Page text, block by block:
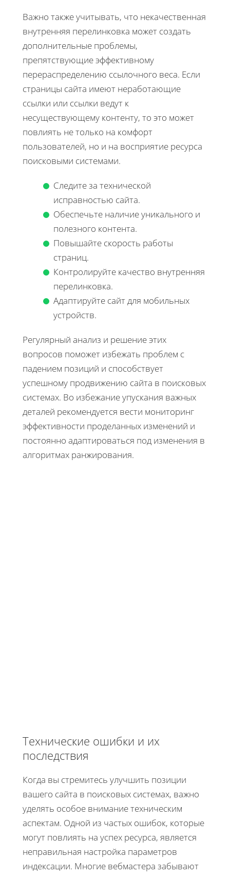
Важно также учитывать, что некачественная
внутренняя перелинковка может создать
дополнительные проблемы,
препятствующие эффективному
перераспределению ссылочного веса. Если
страницы сайта имеют неработающие
ссылки или ссылки ведут к
несуществующему контенту, то это может
повлиять не только на комфорт
пользователей, но и на восприятие ресурса
поисковыми системами.
Следите за технической
исправностью сайта.
Обеспечьте наличие уникального и
полезного контента.
Повышайте скорость работы
страниц.
Контролируйте качество внутренняя
перелинковка.
Адаптируйте сайт для мобильных
устройств.
Регулярный анализ и решение этих
вопросов поможет избежать проблем с
падением позиций и способствует
успешному продвижению сайта в поисковых
системах. Во избежание упускания важных
деталей рекомендуется вести мониторинг
эффективности проделанных изменений и
постоянно адаптироваться под изменения в
алгоритмах ранжирования.
Технические ошибки и их
последствия
Когда вы стремитесь улучшить позиции
вашего сайта в поисковых системах, важно
уделять особое внимание техническим
аспектам. Одной из частых ошибок, которые
могут повлиять на успех ресурса, является
неправильная настройка параметров
индексации. Многие вебмастера забывают